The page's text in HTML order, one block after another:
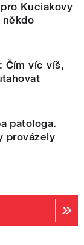
Kuciakovy
někdo
Čím víc víš,
patologa.
provázely